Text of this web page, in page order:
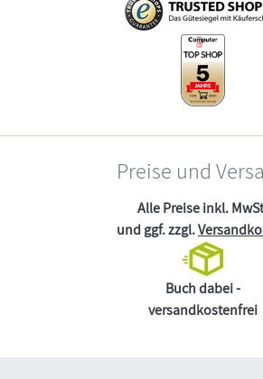
Preise und
Alle Preise inkl.
und ggf. zzgl.
Buch dabei -
versandkostenfrei